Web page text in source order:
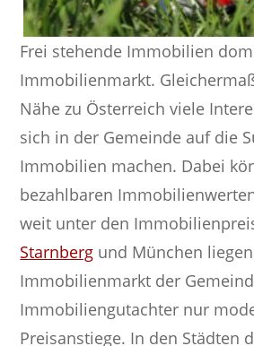
Frei stehende Immobilien
Immobilienmarkt.
Nähe zu Österreich viele
sich in der Gemeinde auf die
Immobilien machen. Dabei
bezahlbaren
weit unter den
Starnberg und München
Immobilienmarkt der
Immobiliengutachter nur
Preisanstiege. In den Städten